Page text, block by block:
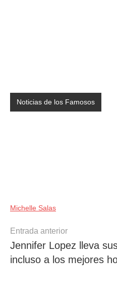
Noticias de los Famosos
Michelle Salas
Navegación
de
entradas
Entrada anterior
Jennifer Lopez lleva
incluso a los mejores